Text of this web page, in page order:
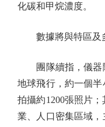
化碳和甲烷濃度。
數據將與特區及
團隊續指，儀器
地球飛行，約一個半
拍攝約1200張照片
業、人口密集區域